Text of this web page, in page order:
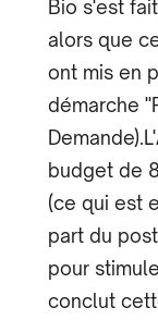
Bio s'est
alors que
ont mis en
démarche
budget de
(ce qui est
part du
pour
conclut